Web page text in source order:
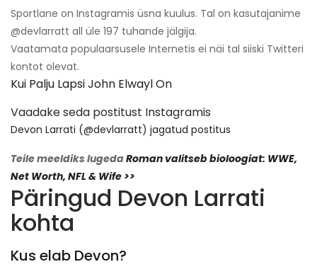
Sportlane on Instagramis üsna kuulus. Tal on kasutajanime
@devlarratt all üle 197 tuhande jälgija.
Vaatamata populaarsusele Internetis ei näi tal siiski Twitteri
kontot olevat.
Kui Palju Lapsi John Elwayl On
Vaadake seda postitust Instagramis
Devon Larrati (@devlarratt) jagatud postitus
Teile meeldiks lugedaRoman valitseb bioloogiat: WWE,
Net Worth, NFL & Wife >>
Päringud Devon Larrati
kohta
Kus elab Devon?